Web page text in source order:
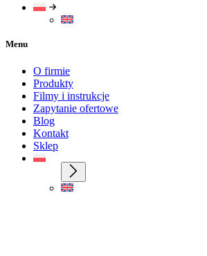
Menu
O firmie
Produkty
Filmy i instrukcje
Zapytanie ofertowe
Blog
Kontakt
Sklep